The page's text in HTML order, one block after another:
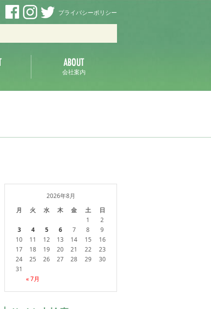
プライバシーポリシー
会社案内
2026年8月
月
火 水 木 金 土 日
« 7月
1
2
3
4 5 6 7 8
9
10
11 12 13 14 15
16
17
18 19 20 21 22
23
24
25 26 27 28 29
30
31